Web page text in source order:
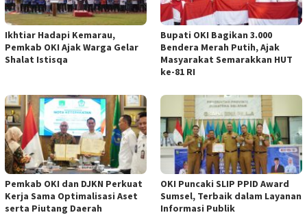
Ikhtiar Hadapi Kemarau,
Pemkab OKI Ajak Warga Gelar
Shalat Istisqa
Bupati OKI Bagikan 3.000
Bendera Merah Putih, Ajak
Masyarakat Semarakkan HUT
ke-81 RI
Pemkab OKI dan DJKN Perkuat
Kerja Sama Optimalisasi Aset
serta Piutang Daerah
OKI Puncaki SLIP PPID Award
Sumsel, Terbaik dalam Layanan
Informasi Publik